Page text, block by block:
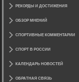
РЕКОРДЫ И ДОСТИЖЕНИЯ
ОБЗОР МНЕНИЙ
СПОРТИВНЫЕ КОММЕНТАРИИ
СПОРТ В РОССИИ
КАЛЕНДАРЬ НОВОСТЕЙ
ОБРАТНАЯ СВЯЗЬ